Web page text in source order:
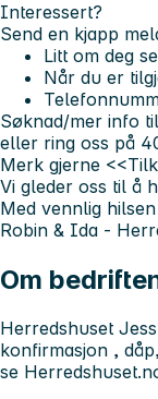
Interessert?
Send en kjapp
Litt om deg
Når du er
Søknad/mer info
eller ring oss på
Merk gjerne
Vi gleder oss til å
Med vennlig hilsen
Robin & Ida -
Om
Herredshuset
konfirmasjon ,
se